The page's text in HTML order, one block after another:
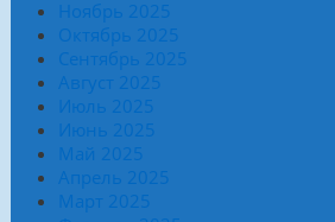
Ноябрь 2025
Октябрь 2025
Сентябрь 2025
Август 2025
Июль 2025
Июнь 2025
Май 2025
Апрель 2025
Март 2025